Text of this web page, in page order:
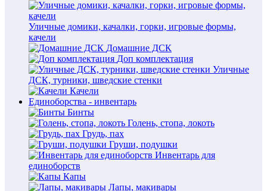
Уличные домики, качалки, горки, игровые формы,
качели
Домашние ДСК
Доп комплектация
Уличные
ДСК, турники, шведские стенки
Качели
Единоборства - инвентарь
Бинты
Голень, стопа, локоть
Грудь, пах
Груши, подушки
Инвентарь для
единоборств
Капы
Лапы, макивары